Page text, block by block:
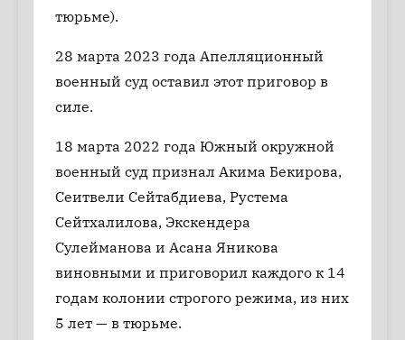
тюрьме).
28 марта 2023 года Апелляционный
военный суд оставил этот приговор в
силе.
18 марта 2022 года Южный окружной
военный суд признал Акима Бекирова,
Сеитвели Сейтабдиева, Рустема
Сейтхалилова, Экскендера
Сулейманова и Асана Яникова
виновными и приговорил каждого к 14
годам колонии строгого режима, из них
5 лет — в тюрьме.